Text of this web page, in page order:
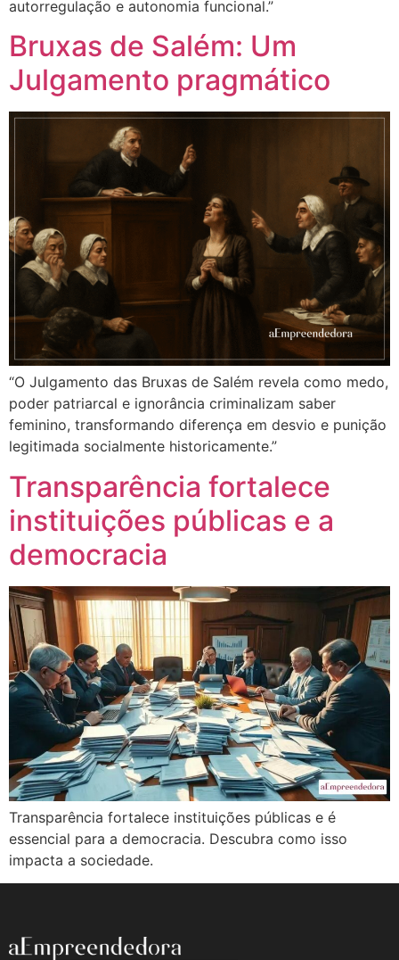
autorregulação e autonomia funcional.”
Bruxas de Salém: Um
Julgamento pragmático
“O Julgamento das Bruxas de Salém revela como medo,
poder patriarcal e ignorância criminalizam saber
feminino, transformando diferença em desvio e punição
legitimada socialmente historicamente.”
Transparência fortalece
instituições públicas e a
democracia
Transparência fortalece instituições públicas e é
essencial para a democracia. Descubra como isso
impacta a sociedade.